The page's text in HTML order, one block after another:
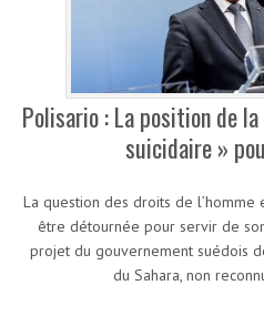
Polisario : La position de
suicidaire »
La question des droits de
être détournée pour servir de
projet du gouvernement suédois
du Sahara, non